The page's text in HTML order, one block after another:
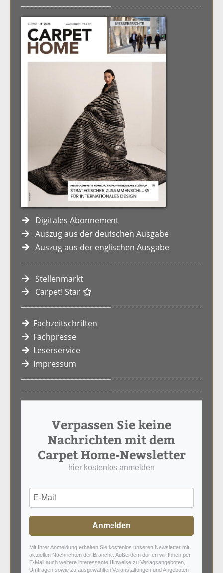
Digitales Abonnement
Auszug aus der deutschen Ausgabe
Auszug aus der englischen Ausgabe
Stellenmarkt
Carpet! Star
Fachzeitschriften
Fachpresse
Leserservice
Impressum
Verpassen Sie keine
Nachrichten mit dem
Carpet Home-Newsletter
hier kostenlos anmelden
Anmelden
Mit Ihrer Anmeldung erhalten Sie kostenlos unseren Newsletter mit
aktuellen Nachrichten der Branche. Außerdem dürfen wir Ihnen per
E-Mail auch weitere interessante Hinweise zu Verlagsangeboten,
Umfragen sowie zu ausgewählten Veranstaltungen und Angeboten